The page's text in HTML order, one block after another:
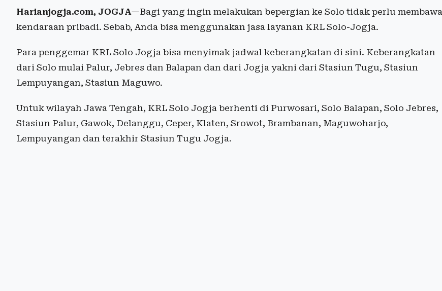
Harianjogja.com, JOGJA—Bagi yang ingin melakukan bepergian ke Solo tidak perlu membawa
kendaraan pribadi. Sebab, Anda bisa menggunakan jasa layanan KRL Solo-Jogja.
Para penggemar KRL Solo Jogja bisa menyimak jadwal keberangkatan di sini. Keberangkatan
dari Solo mulai Palur, Jebres dan Balapan dan dari Jogja yakni dari Stasiun Tugu, Stasiun
Lempuyangan, Stasiun Maguwo.
Untuk wilayah Jawa Tengah, KRL Solo Jogja berhenti di Purwosari, Solo Balapan, Solo Jebres,
Stasiun Palur, Gawok, Delanggu, Ceper, Klaten, Srowot, Brambanan, Maguwoharjo,
Lempuyangan dan terakhir Stasiun Tugu Jogja.